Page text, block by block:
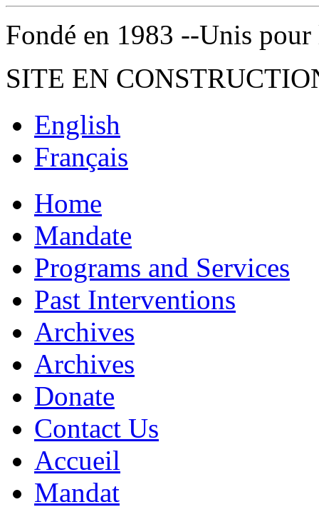
Fondé en 1983 --Unis
SITE EN
English
Français
Home
Mandate
Programs and Services
Past Interventions
Archives
Archives
Donate
Contact Us
Accueil
Mandat